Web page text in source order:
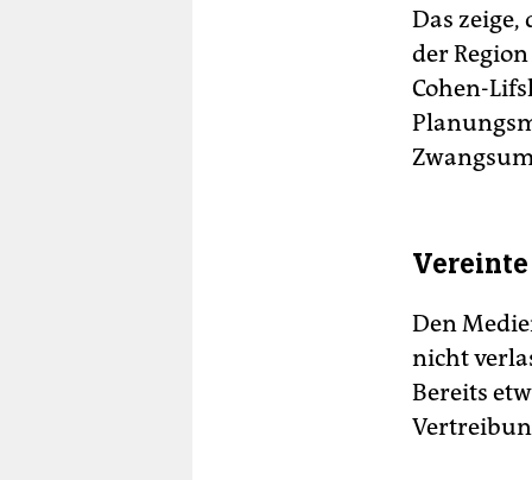
Das
der
Cohen-
Den
nicht
Bereits